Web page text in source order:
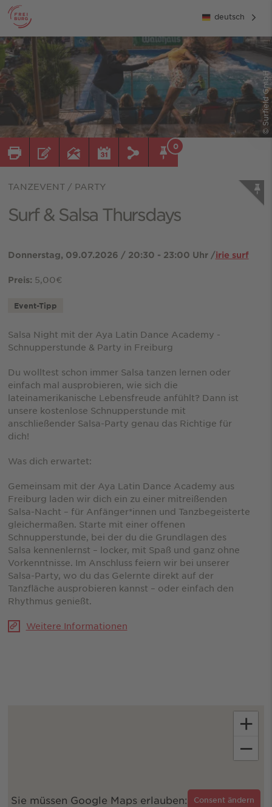
deutsch
© Surfield GmbH
0
TANZEVENT / PARTY
Surf & Salsa Thursdays
Donnerstag, 09.07.2026 / 20:30 - 23:00 Uhr /irie surf
Preis: 5,00€
Event-Tipp
Salsa Night mit der Aya Latin Dance Academy -
Schnupperstunde & Party in Freiburg
Du wolltest schon immer Salsa tanzen lernen oder
einfach mal ausprobieren, wie sich die
lateinamerikanische Lebensfreude anfühlt? Dann ist
unsere kostenlose Schnupperstunde mit
anschließender Salsa-Party genau das Richtige für
dich!
Was dich erwartet:
Gemeinsam mit der Aya Latin Dance Academy aus
Freiburg laden wir dich ein zu einer mitreißenden
Salsa-Nacht – für Anfänger*innen und Tanzbegeisterte
gleichermaßen. Starte mit einer offenen
Schnupperstunde, bei der du die Grundlagen des
Salsa kennenlernst – locker, mit Spaß und ganz ohne
Vorkenntnisse. Im Anschluss feiern wir bei unserer
Salsa-Party, wo du das Gelernte direkt auf der
Tanzfläche ausprobieren kannst – oder einfach den
Rhythmus genießt.
Weitere Informationen
Sie müssen Google Maps erlauben: Consent ändern
+
−